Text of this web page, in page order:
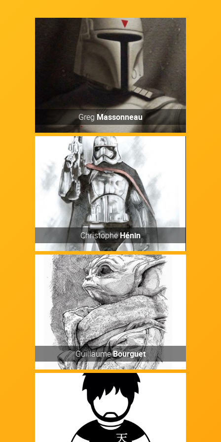
GregMassonneau
ChristopheHénin
Artiste
Découvrir
GuillaumeBourguet
Artiste
Découvrir
Vidéaste médias sociaux
Découvrir